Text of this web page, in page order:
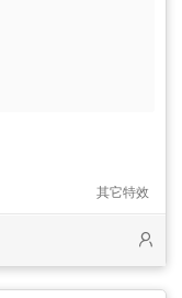
其它特效